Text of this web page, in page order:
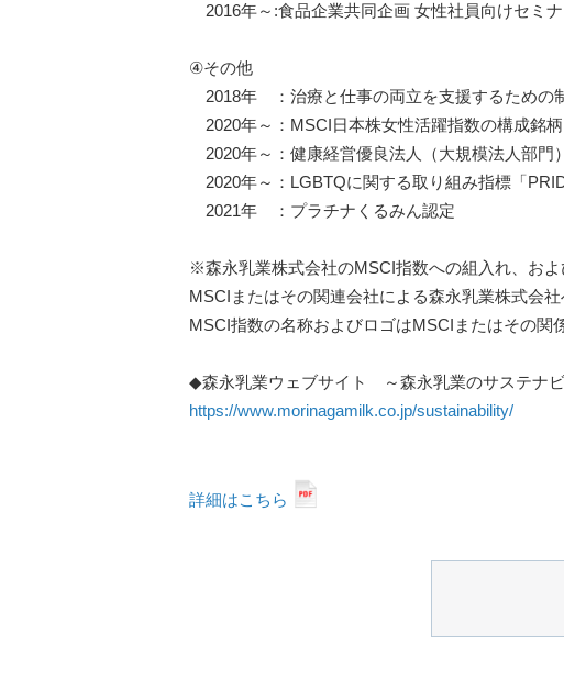
2016年～:食品企業共同企画 女性社員向けセミ
④その他
2018年 ：治療と仕事の両立を支援するための
2020年～：MSCI日本株女性活躍指数の構成銘
2020年～：健康経営優良法人（大規模法人部門
2020年～：LGBTQに関する取り組み指標「
2021年 ：プラチナくるみん認定
※森永乳業株式会社のMSCI指数への組入れ、お
MSCIまたはその関連会社による森永乳業株式会
MSCI指数の名称およびロゴはMSCIまたはその関
◆森永乳業ウェブサイト ～森永乳業のサステナ
https://www.morinagamilk.co.jp/sustainability/
詳細はこちら